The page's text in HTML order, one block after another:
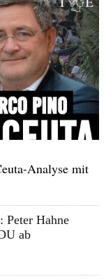
Analyse mit
Peter Hahne
ab